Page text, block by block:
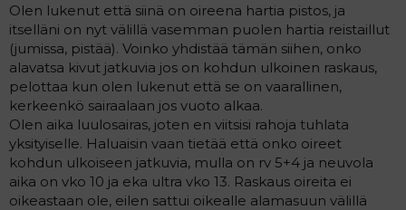
u
n
a
l
o
t
t
a
j
a
n
v
i
e
s
Olen lukenut että siinä on oireena hartia pistos, ja
itselläni on nyt välillä vasemman puolen hartia reistaillut
(jumissa, pistää). Voinko yhdistää tämän siihen, onko
alavatsa kivut jatkuvia jos on kohdun ulkoinen raskaus,
pelottaa kun olen lukenut että se on vaarallinen,
kerkeenkö sairaalaan jos vuoto alkaa.
Olen aika luulosairas, joten en viitsisi rahoja tuhlata
yksityiselle. Haluaisin vaan tietää että onko oireet
kohdun ulkoiseen jatkuvia, mulla on rv 5+4 ja neuvola
aika on vko 10 ja eka ultra vko 13. Raskaus oireita ei
oikeastaan ole, eilen sattui oikealle alamasuun välillä